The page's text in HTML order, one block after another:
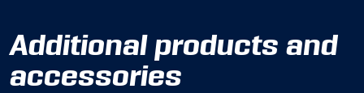
Additional products and
accessories